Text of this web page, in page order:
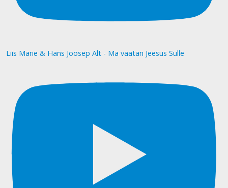
Liis Marie & Hans Joosep Alt - Ma vaatan Jeesus Sulle